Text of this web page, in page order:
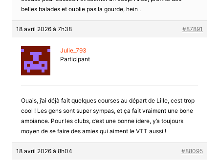
belles balades et oublie pas la gourde, hein .
18 avril 2026 à 7h38 #87891
Julie_793
Participant
Ouais, j’ai déjà fait quelques courses au départ de Lille, cest trop
cool ! Les gens sont super sympas, et ça fait vraiment une bone
ambiance. Pour les clubs, c’est une bonne idere, y’a toujours
moyen de se faire des amies qui aiment le VTT aussi !
18 avril 2026 à 8h04 #88095